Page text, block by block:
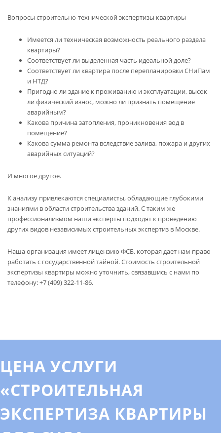
Вопросы строительно-технической экспертизы квартиры
Имеется ли техническая возможность реального раздела
квартиры?
Соответствует ли выделенная часть идеальной доле?
Соответствует ли квартира после перепланировки СНиПам
и НТД?
Пригодно ли здание к проживанию и эксплуатации, высок
ли физический износ, можно ли признать помещение
аварийным?
Какова причина затопления, проникновения вод в
помещение?
Какова сумма ремонта вследствие залива, пожара и других
аварийных ситуаций?
И многое другое.
К анализу привлекаются специалисты, обладающие глубокими
знаниями в области строительства зданий. С таким же
профессионализмом наши эксперты подходят к проведению
других видов независимых строительных экспертиз в Москве.
Наша организация имеет лицензию ФСБ, которая дает нам право
работать с государственной тайной. Стоимость строительной
экспертизы квартиры можно уточнить, связавшись с нами по
телефону: +7 (499) 322-11-86.
ЦЕНА УСЛУГИ
«СТРОИТЕЛЬНАЯ
ЭКСПЕРТИЗА КВАРТИРЫ